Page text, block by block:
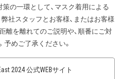
の一環として、マスク着用による
社スタッフとお客様、またはお客様
離を離れてのご説明や、順番にご対
めご了承ください。
2024 公式WEBサイト